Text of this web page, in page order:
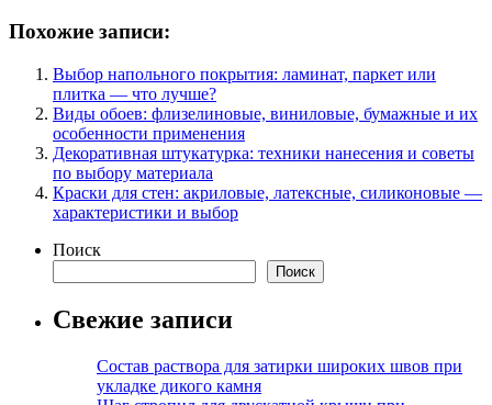
Похожие записи:
Выбор напольного покрытия: ламинат, паркет или
плитка — что лучше?
Виды обоев: флизелиновые, виниловые, бумажные и их
особенности применения
Декоративная штукатурка: техники нанесения и советы
по выбору материала
Краски для стен: акриловые, латексные, силиконовые —
характеристики и выбор
Поиск
Поиск
Свежие записи
Состав раствора для затирки широких швов при
укладке дикого камня